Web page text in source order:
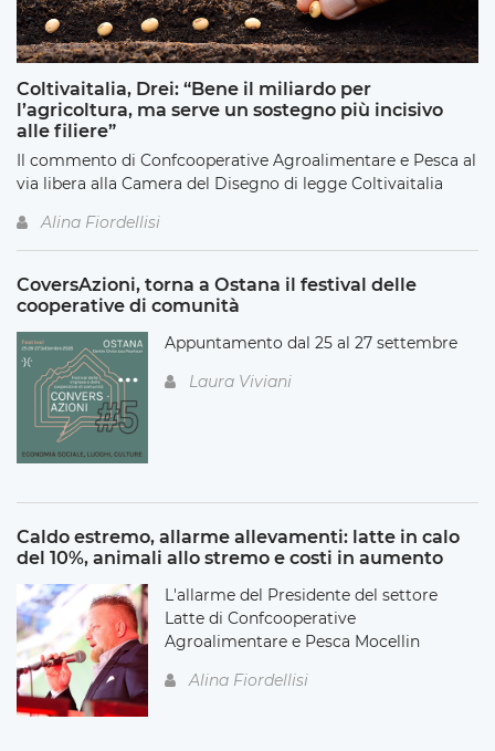
Coltivaitalia, Drei: “Bene il miliardo per
l’agricoltura, ma serve un sostegno più incisivo
alle filiere”
Il commento di Confcooperative Agroalimentare e Pesca al
via libera alla Camera del Disegno di legge Coltivaitalia
Alina Fiordellisi
CoversAzioni, torna a Ostana il festival delle
cooperative di comunità
Appuntamento dal 25 al 27 settembre
Laura Viviani
Caldo estremo, allarme allevamenti: latte in calo
del 10%, animali allo stremo e costi in aumento
L'allarme del Presidente del settore
Latte di Confcooperative
Agroalimentare e Pesca Mocellin
Alina Fiordellisi